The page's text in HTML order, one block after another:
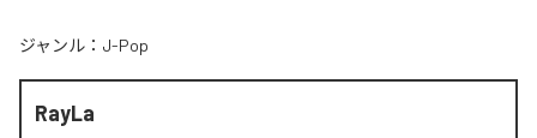
ジャンル： J-Pop
RayLa